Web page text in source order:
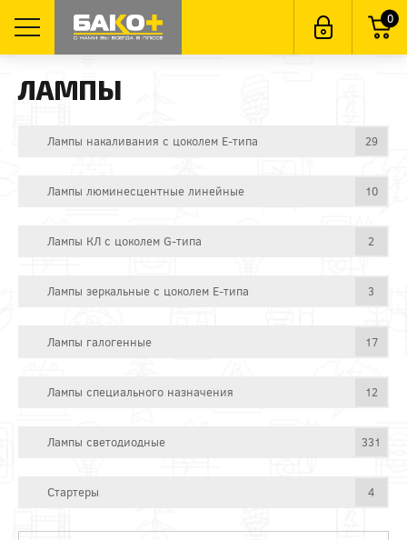
0
ЛАМПЫ
Лампы накаливания с цоколем E-типа 29
Лампы люминесцентные линейные 10
Лампы КЛ с цоколем G-типа 2
Лампы зеркальные с цоколем E-типа 3
Лампы галогенные 17
Лампы специального назначения 12
Лампы светодиодные 331
Стартеры 4